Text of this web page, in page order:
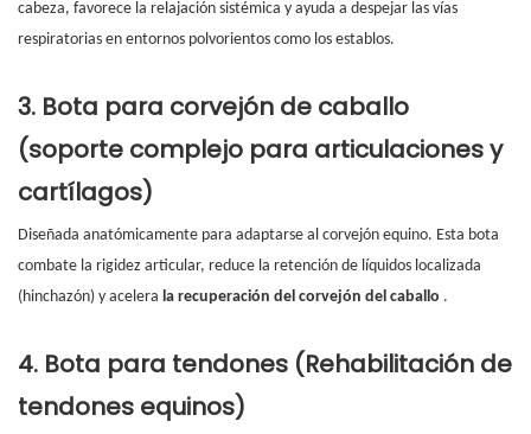
cabeza, favorece la relajación sistémica y ayuda a despejar las vías
respiratorias en entornos polvorientos como los establos.
3. Bota para corvejón de caballo
(soporte complejo para articulaciones y
cartílagos)
Diseñada anatómicamente para adaptarse al corvejón equino. Esta bota
combate la rigidez articular, reduce la retención de líquidos localizada
(hinchazón) y acelera la recuperación del corvejón del caballo .
4. Bota para tendones (Rehabilitación de
tendones equinos)